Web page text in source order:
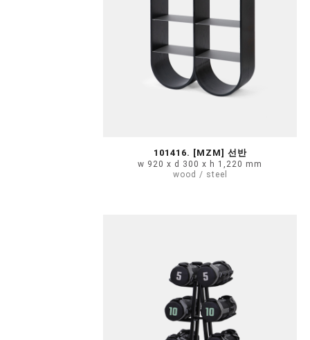
101416. [MZM] 선반
w 920 x d 300 x h 1,220 mm
wood / steel